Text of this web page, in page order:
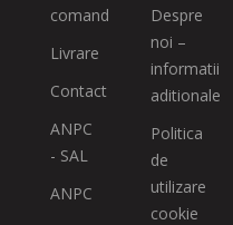
comand
Livrare
Contact
ANPC
- SAL
ANPC
Despre
noi –
informatii
aditionale
Politica
de
utilizare
cookie